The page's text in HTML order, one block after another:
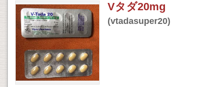
Vタダ20mg
(vtadasuper20)